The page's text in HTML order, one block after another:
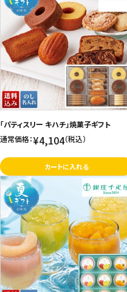
「パティスリー キハチ」焼菓子ギフト
通常価格：¥4,104（税込）
カートに入れる